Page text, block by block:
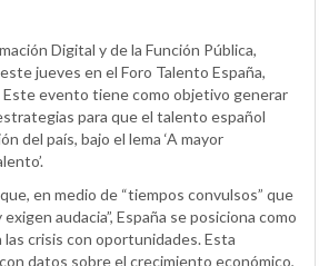
Digital y de la Función Pública,
jueves en el Foro Talento España,
Este evento tiene como objetivo generar
para que el talento español
del país, bajo el lema ‘A mayor
en medio de “tiempos convulsos” que
audacia”, España se posiciona como
crisis con oportunidades. Esta
datos sobre el crecimiento económico,